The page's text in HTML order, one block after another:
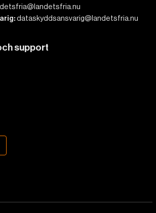
dataskyddsansvarig@landetsfria.nu
support